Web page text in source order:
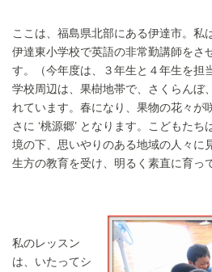
ここは、福島県北部にある伊達市。私
伊達東小学校で英語の非常勤講師をさ
す。（今年度は、３年生と４年生を担
学校周辺は、果樹地帯で、さくらんぼ
れています。春になり、果物の花々が
さに ‘桃源郷’ となります。こどもた
境の下、思いやりのある地域の人々に
生方の教育を受け、明るく素直に育っ
私のレッスン
は、いたってシ